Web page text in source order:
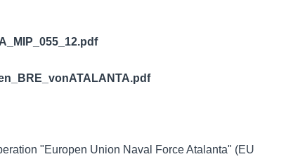
"Europen Union Naval Force Atalanta" (EU